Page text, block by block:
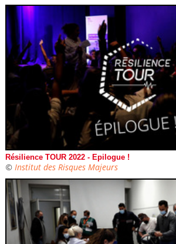
Résilience TOUR 2022 - Epilogue !
© Institut des Risques Majeurs